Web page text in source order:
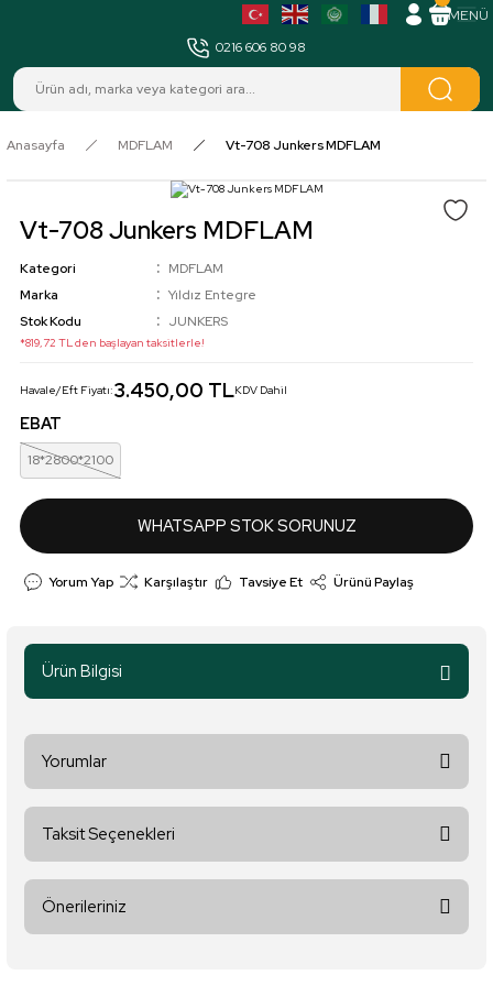
0216 606 80 98
Anasayfa MDFLAM Vt-708 Junkers MDFLAM
Vt-708 Junkers MDFLAM
Kategori
MDFLAM
Marka
Yıldız Entegre
Stok Kodu
JUNKERS
*819,72 TL den başlayan taksitlerle!
Havale/Eft Fiyatı:3.450,00 TLKDV Dahil
EBAT
18*2800*2100
WHATSAPP STOK SORUNUZ
Yorum Yap Karşılaştır Tavsiye Et Ürünü Paylaş
Ürün Bilgisi
Yorumlar
Taksit Seçenekleri
Önerileriniz